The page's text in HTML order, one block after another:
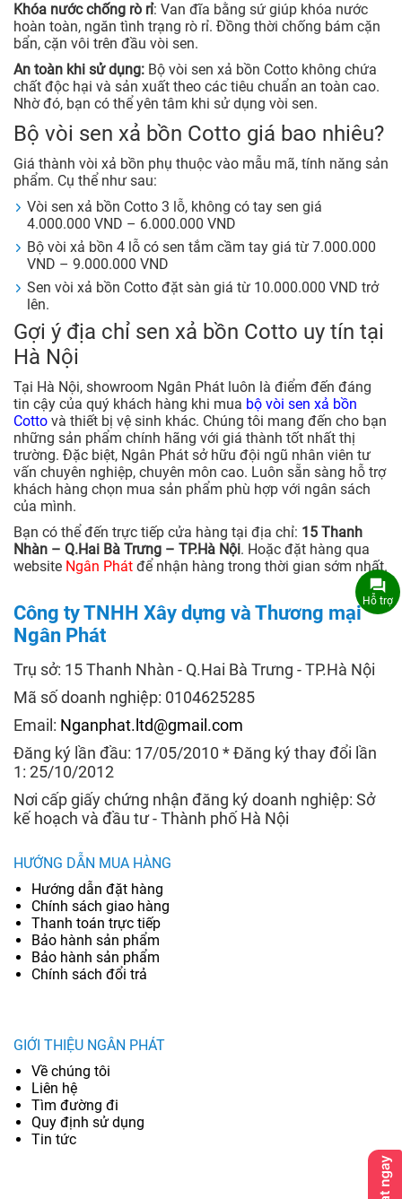
Khóa nước chống rò rỉ: Van đĩa bằng sứ giúp khóa nước
hoàn toàn, ngăn tình trạng rò rỉ. Đồng thời chống bám cặn
bẩn, cặn vôi trên đầu vòi sen.
An toàn khi sử dụng: Bộ vòi sen xả bồn Cotto không chứa
chất độc hại và sản xuất theo các tiêu chuẩn an toàn cao.
Nhờ đó, bạn có thể yên tâm khi sử dụng vòi sen.
Bộ vòi sen xả bồn Cotto giá bao nhiêu?
Giá thành vòi xả bồn phụ thuộc vào mẫu mã, tính năng sản
phẩm. Cụ thể như sau:
Vòi sen xả bồn Cotto 3 lỗ, không có tay sen giá
4.000.000 VND – 6.000.000 VND
Bộ vòi xả bồn 4 lỗ có sen tắm cầm tay giá từ 7.000.000
VND – 9.000.000 VND
Sen vòi xả bồn Cotto đặt sàn giá từ 10.000.000 VND trở
lên.
Gợi ý địa chỉ sen xả bồn Cotto uy tín tại
Hà Nội
Tại Hà Nội, showroom Ngân Phát luôn là điểm đến đáng
tin cậy của quý khách hàng khi mua bộ vòi sen xả bồn
Cotto và thiết bị vệ sinh khác. Chúng tôi mang đến cho bạn
những sản phẩm chính hãng với giá thành tốt nhất thị
trường. Đặc biệt, Ngân Phát sở hữu đội ngũ nhân viên tư
vấn chuyên nghiệp, chuyên môn cao. Luôn sẵn sàng hỗ trợ
khách hàng chọn mua sản phẩm phù hợp với ngân sách
của mình.
Bạn có thể đến trực tiếp cửa hàng tại địa chỉ: 15 Thanh
Nhàn – Q.Hai Bà Trưng – TP.Hà Nội. Hoặc đặt hàng qua
website Ngân Phát để nhận hàng trong thời gian sớm nhất.
Công ty TNHH Xây dựng và Thương mại
Ngân Phát
Trụ sở: 15 Thanh Nhàn - Q.Hai Bà Trưng - TP.Hà Nội
Mã số doanh nghiệp: 0104625285
Email: Nganphat.ltd@gmail.com
Đăng ký lần đầu: 17/05/2010 * Đăng ký thay đổi lần
1: 25/10/2012
Nơi cấp giấy chứng nhận đăng ký doanh nghiệp: Sở
kế hoạch và đầu tư - Thành phố Hà Nội
HƯỚNG DẪN MUA HÀNG
Hướng dẫn đặt hàng
Chính sách giao hàng
Thanh toán trực tiếp
Bảo hành sản phẩm
Bảo hành sản phẩm
Chính sách đổi trả
GIỚI THIỆU NGÂN PHÁT
Về chúng tôi
Liên hệ
Tìm đường đi
Quy định sử dụng
Tin tức
Hỗ trợ